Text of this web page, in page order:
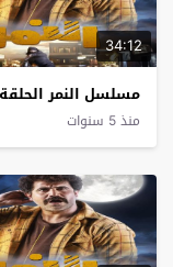
34:12
مسلسل النمر الحلقة 11
منذ 5 سنوات